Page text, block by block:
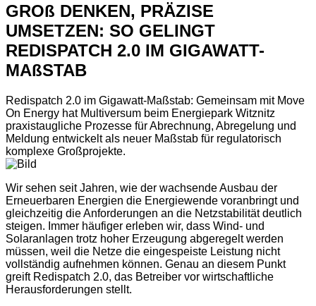
GROß DENKEN, PRÄZISE
UMSETZEN: SO GELINGT
REDISPATCH 2.0 IM GIGAWATT-
MAßSTAB
Redispatch 2.0 im Gigawatt-Maßstab: Gemeinsam mit Move
On Energy hat Multiversum beim Energiepark Witznitz
praxistaugliche Prozesse für Abrechnung, Abregelung und
Meldung entwickelt als neuer Maßstab für regulatorisch
komplexe Großprojekte.
Wir sehen seit Jahren, wie der wachsende Ausbau der
Erneuerbaren Energien die Energiewende voranbringt und
gleichzeitig die Anforderungen an die Netzstabilität deutlich
steigen. Immer häufiger erleben wir, dass Wind- und
Solaranlagen trotz hoher Erzeugung abgeregelt werden
müssen, weil die Netze die eingespeiste Leistung nicht
vollständig aufnehmen können. Genau an diesem Punkt
greift Redispatch 2.0, das Betreiber vor wirtschaftliche
Herausforderungen stellt.